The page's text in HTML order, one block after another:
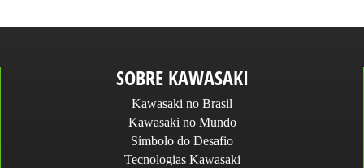
SOBRE KAWASAKI
Kawasaki no Brasil
Kawasaki no Mundo
Símbolo do Desafio
Tecnologias Kawasaki